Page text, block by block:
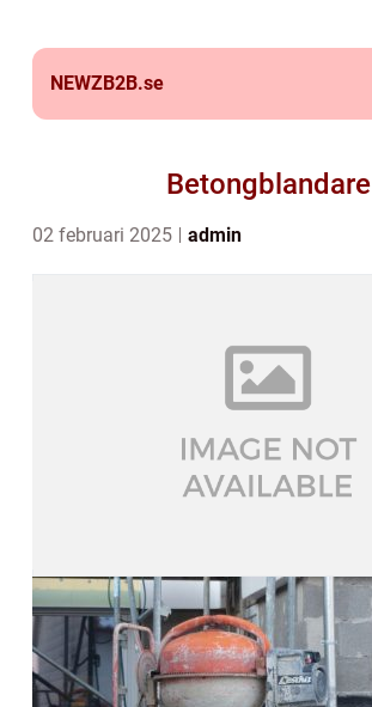
NEWZB2B.se
Betongblandare
02 februari 2025 admin